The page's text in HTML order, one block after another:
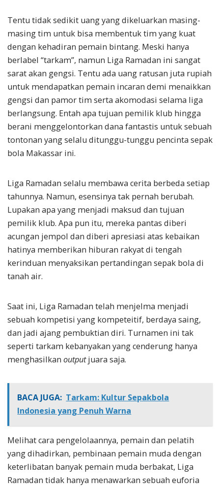
Tentu tidak sedikit uang yang dikeluarkan masing-
masing tim untuk bisa membentuk tim yang kuat
dengan kehadiran pemain bintang. Meski hanya
berlabel “tarkam”, namun Liga Ramadan ini sangat
sarat akan gengsi. Tentu ada uang ratusan juta rupiah
untuk mendapatkan pemain incaran demi menaikkan
gengsi dan pamor tim serta akomodasi selama liga
berlangsung. Entah apa tujuan pemilik klub hingga
berani menggelontorkan dana fantastis untuk sebuah
tontonan yang selalu ditunggu-tunggu pencinta sepak
bola Makassar ini.
Liga Ramadan selalu membawa cerita berbeda setiap
tahunnya. Namun, esensinya tak pernah berubah.
Lupakan apa yang menjadi maksud dan tujuan
pemilik klub. Apa pun itu, mereka pantas diberi
acungan jempol dan diberi apresiasi atas kebaikan
hatinya memberikan hiburan rakyat di tengah
kerinduan menyaksikan pertandingan sepak bola di
tanah air.
Saat ini, Liga Ramadan telah menjelma menjadi
sebuah kompetisi yang kompeteitif, berdaya saing,
dan jadi ajang pembuktian diri. Turnamen ini tak
seperti tarkam kebanyakan yang cenderung hanya
menghasilkan outputjuara saja.
BACA JUGA: Tarkam: Kultur Sepakbola
Indonesia yang Penuh Warna
Melihat cara pengelolaannya, pemain dan pelatih
yang dihadirkan, pembinaan pemain muda dengan
keterlibatan banyak pemain muda berbakat, Liga
Ramadan tidak hanya menawarkan sebuah euforia